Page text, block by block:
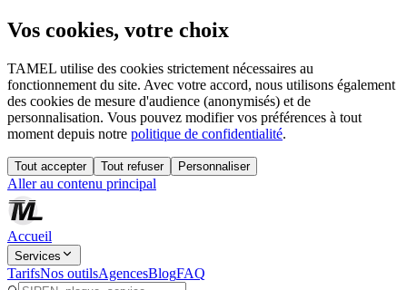
Vos cookies, votre choix
TAMEL utilise des cookies strictement nécessaires au
fonctionnement du site. Avec votre accord, nous utilisons également
des cookies de mesure d'audience (anonymisés) et de
personnalisation. Vous pouvez modifier vos préférences à tout
moment depuis notre politique de confidentialité.
Tout accepter Tout refuser Personnaliser
Aller au contenu principal
Accueil
Services
TarifsNos outilsAgencesBlogFAQ